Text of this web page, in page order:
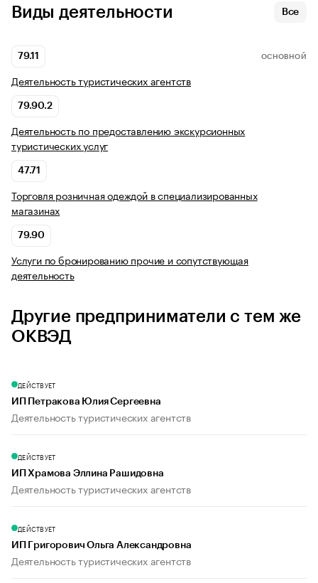
Виды деятельности Все
79.11 ОСНОВНОЙ
Деятельность туристических агентств
79.90.2
Деятельность по предоставлению экскурсионных
туристических услуг
47.71
Торговля розничная одеждой в специализированных
магазинах
79.90
Услуги по бронированию прочие и сопутствующая
деятельность
Другие предприниматели с тем же
ОКВЭД
ДЕЙСТВУЕТ
ИП Петракова Юлия Сергеевна
Деятельность туристических агентств
ДЕЙСТВУЕТ
ИП Храмова Эллина Рашидовна
Деятельность туристических агентств
ДЕЙСТВУЕТ
ИП Григорович Ольга Александровна
Деятельность туристических агентств